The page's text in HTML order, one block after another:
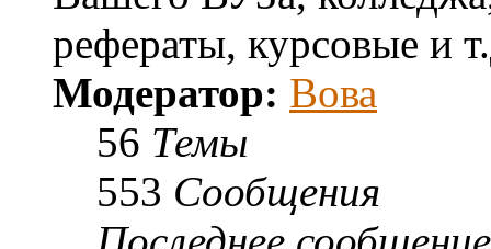
рефераты, курсовые и
Модератор: Вова
56 Темы
553 Сообщения